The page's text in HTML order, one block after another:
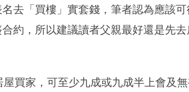
去「買樓」實套錢，筆者認為應該可
約，所以建議讀者父親最好還是先去
買家，可至少九成或九成半上會及